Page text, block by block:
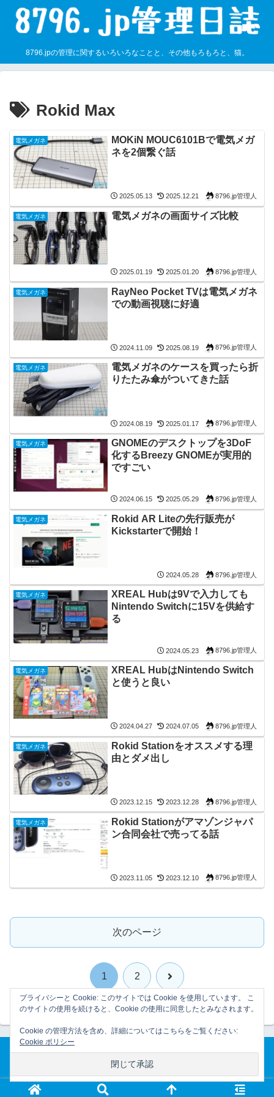
8796.jpの管理に関するいろいろなことと、その他もろもろと、猫。
Rokid Max
電気メガネ
MOKiN MOUC6101Bで電気メガ
ネを2個繋ぐ話
2025.05.13 2025.12.21 8796.jp管理人
電気メガネ 電気メガネの画面サイズ比較
2025.01.19 2025.01.20 8796.jp管理人
電気メガネ
RayNeo Pocket TVは電気メガネ
での動画視聴に好適
2024.11.09 2025.08.19 8796.jp管理人
電気メガネ
電気メガネのケースを買ったら折
りたたみ傘がついてきた話
2024.08.19 2025.01.17 8796.jp管理人
電気メガネ
GNOMEのデスクトップを3DoF
化するBreezy GNOMEが実用的
ですごい
2024.06.15 2025.05.29 8796.jp管理人
電気メガネ
Rokid AR Liteの先行販売が
Kickstarterで開始！
2024.05.28 8796.jp管理人
電気メガネ
XREAL Hubは9Vで入力しても
Nintendo Switchに15Vを供給す
る
2024.05.23 8796.jp管理人
電気メガネ
XREAL HubはNintendo Switch
と使うと良い
2024.04.27 2024.07.05 8796.jp管理人
電気メガネ
Rokid Stationをオススメする理
由とダメ出し
2023.12.15 2023.12.28 8796.jp管理人
電気メガネ
Rokid Stationがアマゾンジャパ
ン合同会社で売ってる話
2023.11.05 2023.12.10 8796.jp管理人
次のページ
1 2 次
へ
© 2007-2026 8796.jp管理日誌.
プライバシーと Cookie: このサイトでは Cookie を使用しています。 こ
のサイトの使用を続けると、Cookie の使用に同意したとみなされます。
Cookie の管理方法を含め、詳細についてはこちらをご覧ください:
Cookie ポリシー